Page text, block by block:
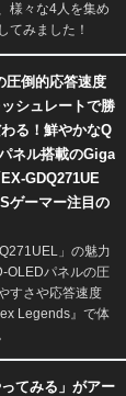
様々な4人を集め
てみました！
圧倒的応答速度
シュレートで勝
る！鮮やかなQ
ネル搭載のGiga
GDQ271UE
ゲーマー注目の
」の魅力
OLEDパネルの圧
すさや応答速度
Legends』で体
ってみる」がアー